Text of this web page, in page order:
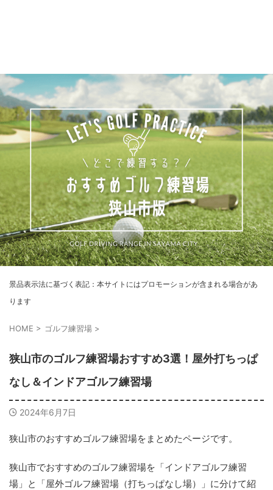
景品表示法に基づく表記：本サイトにはプロモーションが含まれる場合があ
ります
HOME > ゴルフ練習場 >
狭山市のゴルフ練習場おすすめ3選！屋外打ちっぱ
なし＆インドアゴルフ練習場
2024年6月7日
狭山市のおすすめゴルフ練習場をまとめたページです。
狭山市でおすすめのゴルフ練習場を「インドアゴルフ練習
場」と「屋外ゴルフ練習場（打ちっぱなし場）」に分けて紹